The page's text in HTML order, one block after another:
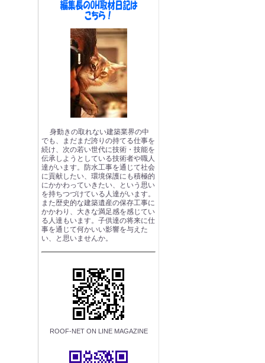
身動きの取れない建築業界の中
でも、まだまだ誇りの持てる仕事を
続け、次の若い世代に技術・技能を
伝承しようとしている技術者や職人
達がいます。防水工事を通じて社会
に貢献したい、環境保護にも積極的
にかかわっていきたい、という思い
を持ちつづけている人達がいます。
また歴史的な建築遺産の保存工事に
かかわり、大きな満足感を感じてい
る人達もいます。子供達の将来に仕
事を通じて何かいい影響を与えた
い、と思いませんか。
ROOF-NET ON LINE MAGAZINE